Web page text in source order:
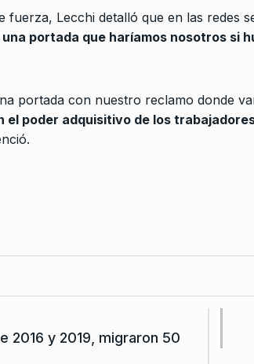
fuerza, Lecchi detalló que en las redes
portada que haríamos nosotros si
portada con nuestro reclamo donde
el poder adquisitivo de los
2016 y 2019, migraron 50
3
La resaca – Horacio
El Cohete a la…
Pablo Carro: “Es falso el
argumento de que ‘no hay…
Copello: «Morales quiere
en…